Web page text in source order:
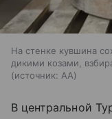
На стенке кувшина
дикими козами,
источник: AA
В центральной